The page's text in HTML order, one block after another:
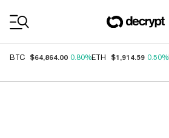
BTC $64,864.00 0.80%ETH $1,914.59 0.50%